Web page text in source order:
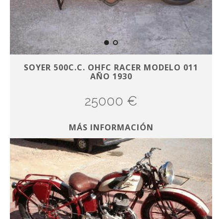
SOYER 500C.C. OHFC RACER MODELO 011
AÑO 1930
25000 €
MÁS INFORMACIÓN